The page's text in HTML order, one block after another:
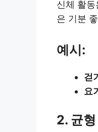
신체 활
은 기분
예시:
걷
요
2. 균